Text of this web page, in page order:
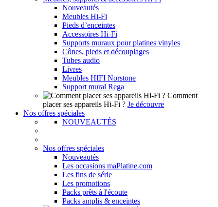
Nouveautés
Meubles Hi-Fi
Pieds d’enceintes
Accessoires Hi-Fi
Supports muraux pour platines vinyles
Cônes, pieds et découplages
Tubes audio
Livres
Meubles HIFI Norstone
Support mural Rega
Comment
placer ses appareils Hi-Fi ? Je découvre
Nos offres spéciales
NOUVEAUTÉS
Nos offres spéciales
Nouveautés
Les occasions maPlatine.com
Les fins de série
Les promotions
Packs prêts à l'écoute
Packs amplis & enceintes